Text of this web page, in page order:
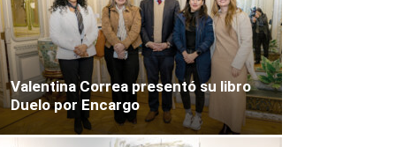
Valentina Correa presentó su libro
Duelo por Encargo